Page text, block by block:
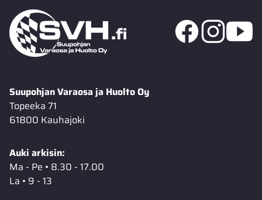
Suupohjan Varaosa ja Huolto Oy
Topeeka 71
61800 Kauhajoki
Auki arkisin:
Ma - Pe • 8.30 - 17.00
La • 9 - 13